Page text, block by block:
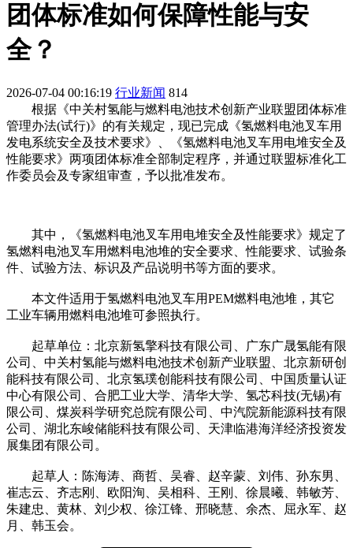
团体标准如何保障性能与安
全？
2026-07-04 00:16:19 行业新闻 814
根据《中关村氢能与燃料电池技术创新产业联盟团体标准
管理办法(试行)》的有关规定，现已完成《氢燃料电池叉车用
发电系统安全及技术要求》、《氢燃料电池叉车用电堆安全及
性能要求》两项团体标准全部制定程序，并通过联盟标准化工
作委员会及专家组审查，予以批准发布。
其中，《氢燃料电池叉车用电堆安全及性能要求》规定了
氢燃料电池叉车用燃料电池堆的安全要求、性能要求、试验条
件、试验方法、标识及产品说明书等方面的要求。
本文件适用于氢燃料电池叉车用PEM燃料电池堆，其它
工业车辆用燃料电池堆可参照执行。
起草单位：北京新氢擎科技有限公司、广东广晟氢能有限
公司、中关村氢能与燃料电池技术创新产业联盟、北京新研创
能科技有限公司、北京氢璞创能科技有限公司、中国质量认证
中心有限公司、合肥工业大学、清华大学、氢芯科技(无锡)有
限公司、煤炭科学研究总院有限公司、中汽院新能源科技有限
公司、湖北东峻储能科技有限公司、天津临港海洋经济投资发
展集团有限公司。
起草人：陈海涛、商哲、吴睿、赵辛蒙、刘伟、孙东男、
崔志云、齐志刚、欧阳洵、吴相科、王刚、徐晨曦、韩敏芳、
朱建忠、黄林、刘少权、徐江锋、邢晓慧、余杰、屈永军、赵
月、韩玉会。